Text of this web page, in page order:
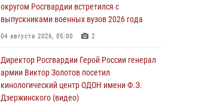
Республике Калмыкия исполнилось 20 лет
08 августа 2026, 07:00
Росгвардии провели турнир по настольному
теннису ко Дню физкультурника
08 августа 2026, 07:00
округом Росгвардии встретился с
выпускниками военных вузов 2026 года
04 августа 2026, 05:00 2
Директор Росгвардии Герой России генерал
армии Виктор Золотов посетил
кинологический центр ОДОН имени Ф.Э.
Дзержинского (видео)